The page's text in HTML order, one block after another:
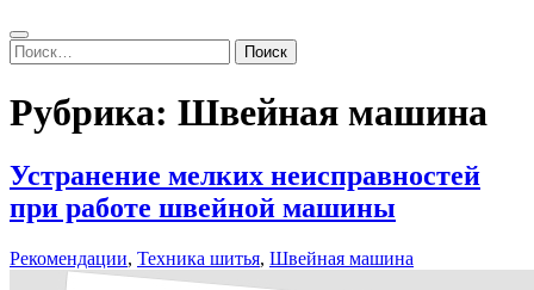
Search
Найти:
Рубрика: Швейная машина
Устранение мелких неисправностей
при работе швейной машины
Рекомендации, Техника шитья, Швейная машина